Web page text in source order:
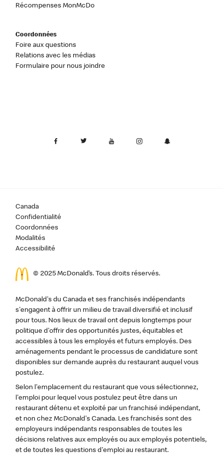
Récompenses MonMcDo
Coordonnées
Foire aux questions
Relations avec les médias
Formulaire pour nous joindre
Canada
Confidentialité
Coordonnées
Modalités
Accessibilité
© 2025 McDonald’s. Tous droits réservés.
McDonald's du Canada et ses franchisés indépendants
s'engagent à offrir un milieu de travail diversifié et inclusif
pour tous. Nos lieux de travail ont depuis longtemps pour
politique d'offrir des opportunités justes, équitables et
accessibles à tous les employés et futurs employés. Des
aménagements pendant le processus de candidature sont
disponibles sur demande auprès du restaurant auquel vous
postulez.
Selon l'emplacement du restaurant que vous sélectionnez,
l'emploi pour lequel vous postulez peut être dans un
restaurant détenu et exploité par un franchisé indépendant,
et non chez McDonald's Canada. Les franchisés sont des
employeurs indépendants responsables de toutes les
décisions relatives aux employés ou aux employés potentiels,
et de toutes les questions d'emploi au restaurant.